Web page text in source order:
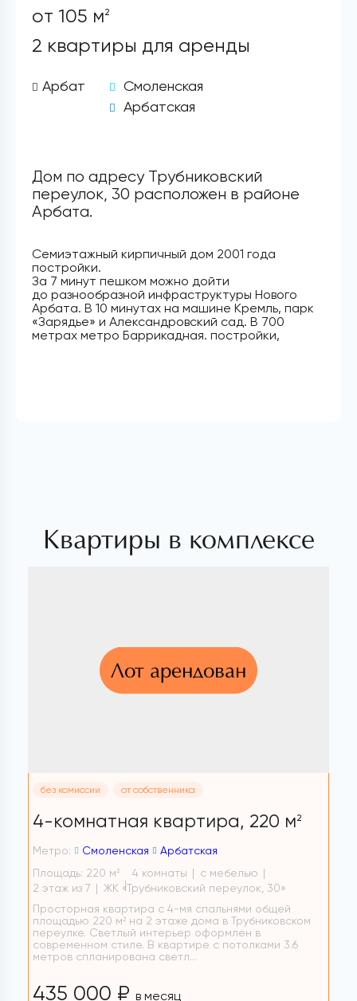
Дом по адресу Трубниковский
переулок, 30 расположен в районе
Арбата.
Семиэтажный кирпичный дом 2001 года
постройки.
За 7 минут пешком можно дойти
до разнообразной инфраструктуры Нового
Арбата. В 10 минутах на машине Кремль, парк
«‎Зарядье» и Александровский сад. В 700
метрах метро Баррикадная. постройки,
от 105 м2
2 квартиры для аренды
Арбат
Смоленская
Арбатская
Квартиры в комплексе
Лот арендован
без комиссии от собственника
4-комнатная квартира, 220 м2
Метро: Смоленская
Арбатская
Площадь: 220 м 2 4 комнаты
с мебелью
2 этаж из 7
ЖК «Трубниковский переулок, 30»
Просторная квартира с 4-мя спальнями общей
площадью 220 м² на 2 этаже дома в Трубниковском
переулке. Светлый интерьер оформлен в
современном стиле. В квартире с потолками 3.6
метров спланирована светл...
435 000 ₽ в месяц